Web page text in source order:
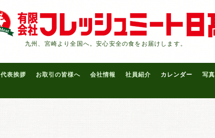
九州、宮崎より全国へ。安心安全の食をお届けします。
代表挨拶 お取引の皆様へ 会社情報 社員紹介 カレンダー 写真